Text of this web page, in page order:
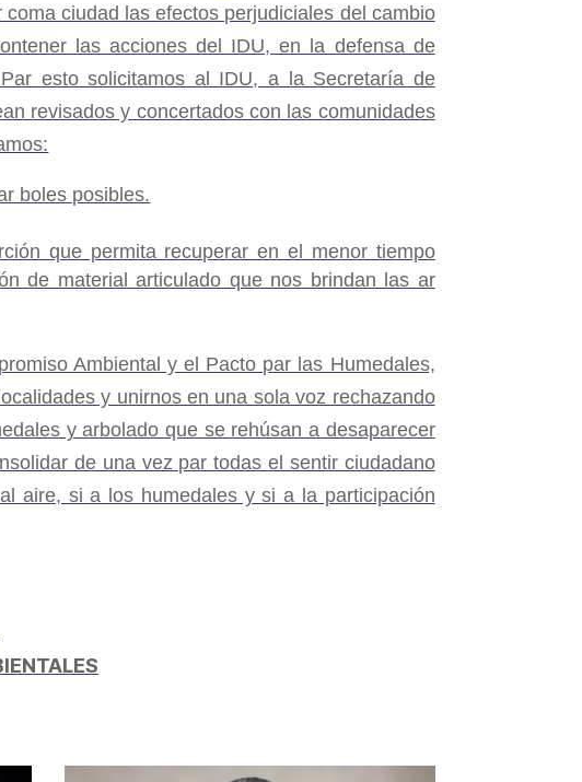
ciudad las efectos perjudiciales del cambio
las acciones del IDU, en la defensa de
esto solicitamos al IDU, a la Secretaría de
revisados y concertados con las comunidades
boles posibles.
que permita recuperar en el menor tiempo
de material articulado que nos brindan las ar
Ambiental y el Pacto par las Humedales,
y unirnos en una sola voz rechazando
y arbolado que se rehúsan a desaparecer
de una vez par todas el sentir ciudadano
aire, si a los humedales y si a la participación